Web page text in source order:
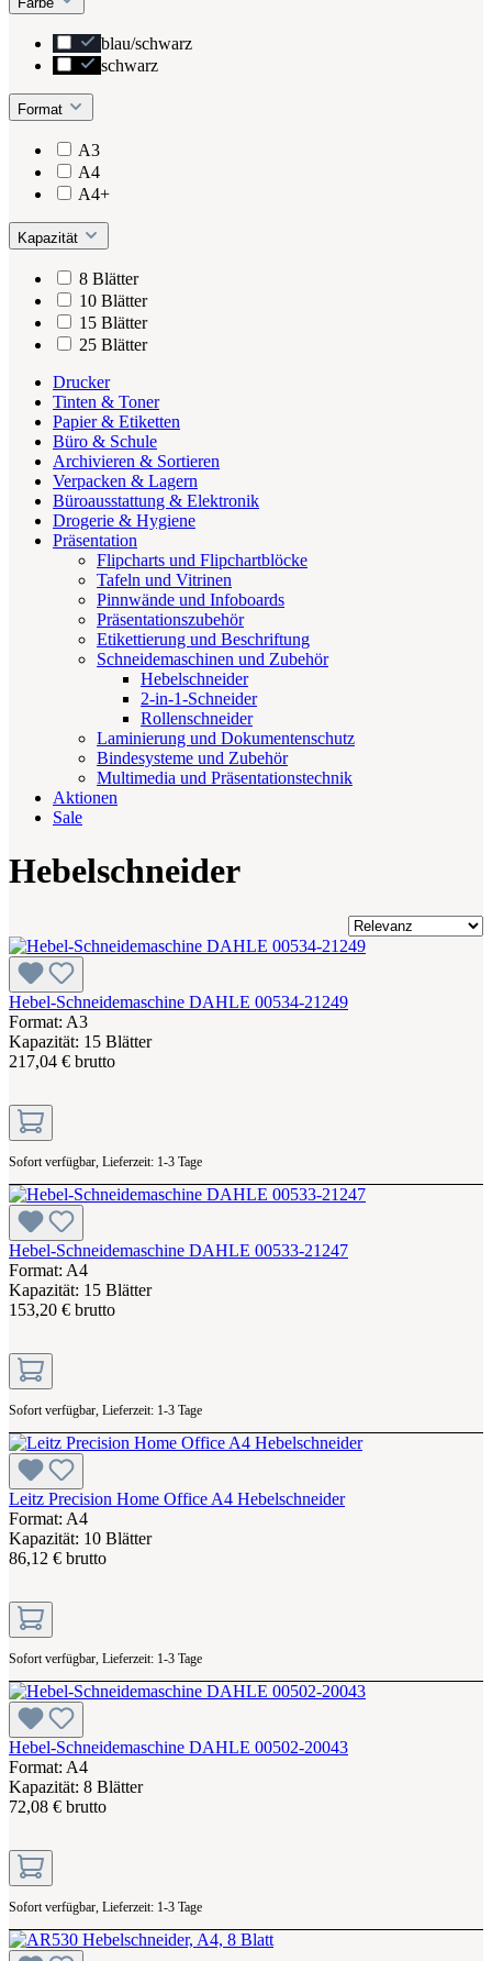
blau/schwarz
schwarz
Format
A3
A4
A4+
Kapazität
8 Blätter
10 Blätter
15 Blätter
25 Blätter
Drucker
Tinten & Toner
Papier & Etiketten
Büro & Schule
Archivieren & Sortieren
Verpacken & Lagern
Büroausstattung & Elektronik
Drogerie & Hygiene
Präsentation
Flipcharts und Flipchartblöcke
Tafeln und Vitrinen
Pinnwände und Infoboards
Präsentationszubehör
Etikettierung und Beschriftung
Schneidemaschinen und Zubehör
Hebelschneider
2-in-1-Schneider
Rollenschneider
Laminierung und Dokumentenschutz
Bindesysteme und Zubehör
Multimedia und Präsentationstechnik
Aktionen
Sale
Hebelschneider
Hebel-Schneidemaschine DAHLE 00534-21249
Format: A3
Kapazität: 15 Blätter
217,04 € brutto
Sofort verfügbar, Lieferzeit: 1-3 Tage
Hebel-Schneidemaschine DAHLE 00533-21247
Format: A4
Kapazität: 15 Blätter
153,20 € brutto
Sofort verfügbar, Lieferzeit: 1-3 Tage
Leitz Precision Home Office A4 Hebelschneider
Format: A4
Kapazität: 10 Blätter
86,12 € brutto
Sofort verfügbar, Lieferzeit: 1-3 Tage
Hebel-Schneidemaschine DAHLE 00502-20043
Format: A4
Kapazität: 8 Blätter
72,08 € brutto
Sofort verfügbar, Lieferzeit: 1-3 Tage